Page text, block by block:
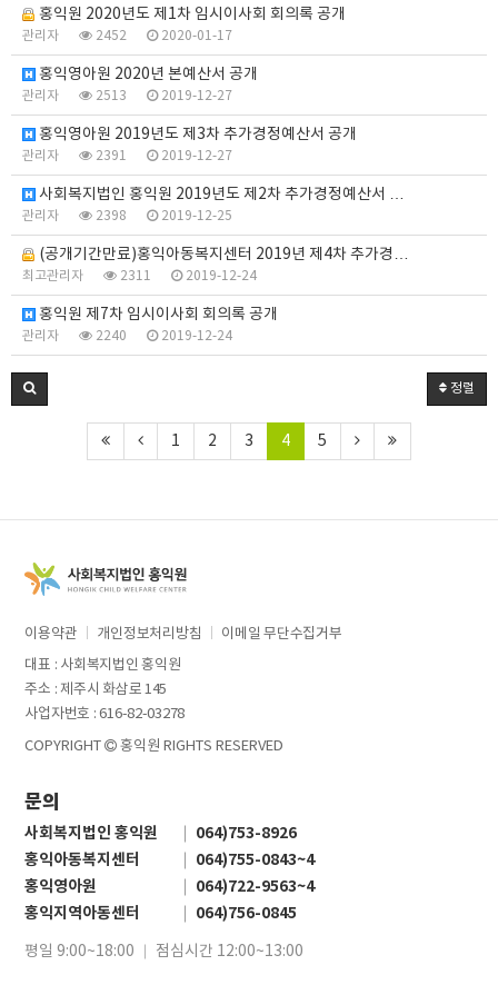
홍익원 2020년도 제1차 임시이사회 회의록 공개
관리자 2452 2020-01-17
홍익영아원 2020년 본예산서 공개
관리자 2513 2019-12-27
홍익영아원 2019년도 제3차 추가경정예산서 공개
관리자 2391 2019-12-27
사회복지법인 홍익원 2019년도 제2차 추가경정예산서 …
관리자 2398 2019-12-25
(공개기간만료)홍익아동복지센터 2019년 제4차 추가경…
최고관리자 2311 2019-12-24
홍익원 제7차 임시이사회 회의록 공개
관리자 2240 2019-12-24
정렬
1 2 3 4 5
이용약관 개인정보처리방침
이메일 무단수집거부
대표 : 사회복지법인 홍익원
주소 : 제주시 화삼로 145
사업자번호 : 616-82-03278
COPYRIGHT
홍익원 RIGHTS RESERVED
문의
사회복지법인 홍익원
064)753-8926
홍익아동복지센터
064)755-0843~4
홍익영아원
064)722-9563~4
홍익지역아동센터
064)756-0845
평일 9:00~18:00 점심시간 12:00~13:00